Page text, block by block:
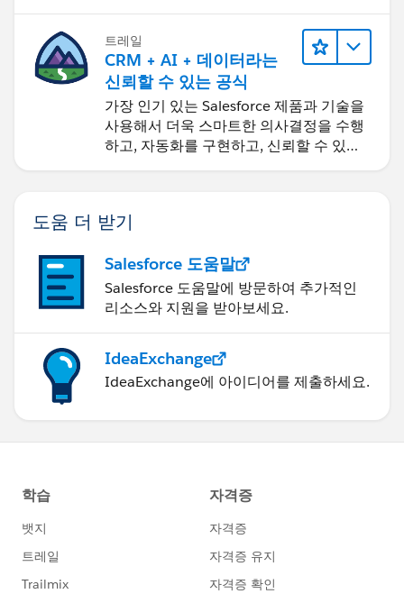
트레일
CRM + AI + 데이터라는
신뢰할 수 있는 공식
가장 인기 있는 Salesforce 제품과 기술을
사용해서 더욱 스마트한 의사결정을 수행
하고, 자동화를 구현하고, 신뢰할 수 있는
AI를 구축하세요.
도움 더 받기
Salesforce 도움말
Salesforce 도움말에 방문하여 추가적인
리소스와 지원을 받아보세요.
IdeaExchange
IdeaExchange에 아이디어를 제출하세요.